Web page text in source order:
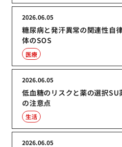
糖尿病と発汗異常の関連性自
体のSOS
2026.06.05
医療
低血糖のリスクと薬の選択
の注意点
2026.06.05
生活
2026.06.05